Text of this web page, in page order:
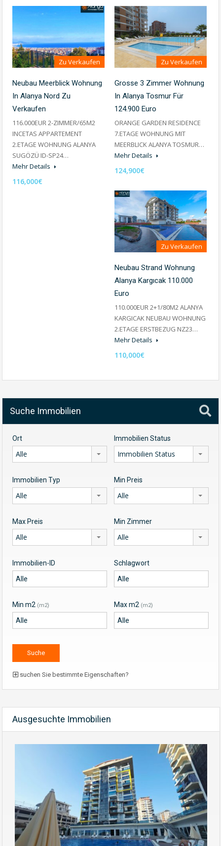
Zu Verkaufen
Neubau Meerblick Wohnung
In Alanya Nord Zu
Verkaufen
116.000EUR 2-ZIMMER/65M2
INCETAS APPARTEMENT
2.ETAGE WOHNUNG ALANYA
SUGÖZÜ ID-SP24…
Mehr Details
116,000€
Zu Verkaufen
Grosse 3 Zimmer Wohnung
In Alanya Tosmur Für
124.900 Euro
ORANGE GARDEN RESIDENCE
7.ETAGE WOHNUNG MIT
MEERBLICK ALANYA TOSMUR…
Mehr Details
124,900€
Zu Verkaufen
Neubau Strand Wohnung
Alanya Kargıcak 110.000
Euro
110.000EUR 2+1/80M2 ALANYA
KARGICAK NEUBAU WOHNUNG
2.ETAGE ERSTBEZUG NZ23…
Mehr Details
110,000€
Suche Immobilien
Ort
Alle
Immobilien Status
Immobilien Status
Immobilien Typ
Alle
Min Preis
Alle
Max Preis
Alle
Min Zimmer
Alle
Immobilien-ID Schlagwort
Min m2 (m2) Max m2 (m2)
suchen Sie bestimmte Eigenschaften?
Ausgesuchte Immobilien